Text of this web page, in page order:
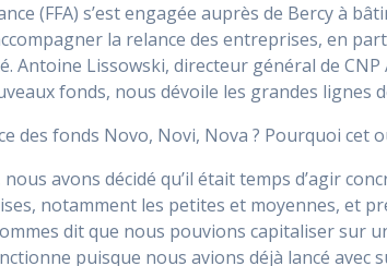
(FFA) s’est engagée auprès de Bercy à
la relance des entreprises, en
Antoine Lissowski, directeur général de CNP
fonds, nous dévoile les grandes lignes
des fonds Novo, Novi, Nova ? Pourquoi cet
avons décidé qu’il était temps d’agir
notamment les petites et moyennes, et
dit que nous pouvions capitaliser sur
puisque nous avions déjà lancé avec